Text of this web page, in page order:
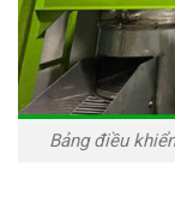
Bảng điều